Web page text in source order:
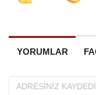
YORUMLAR